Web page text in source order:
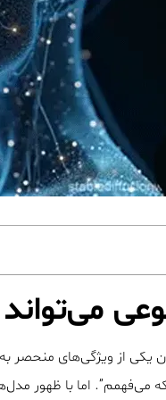
یکی از ویژگی‌های
می‌فهمم”. اما با ظهور